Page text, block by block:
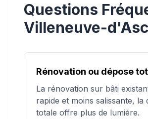
Questions
Villeneuve-
Rénovation ou dépose
La rénovation sur bâti
rapide et moins salissante, la
totale offre plus de lumière.